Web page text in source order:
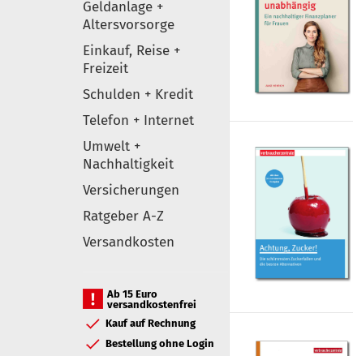
Geldanlage +
Altersvorsorge
Einkauf, Reise +
Freizeit
Schulden + Kredit
Telefon + Internet
Umwelt +
Nachhaltigkeit
Versicherungen
Ratgeber A-Z
Versandkosten
Ab 15 Euro
versandkostenfrei
Kauf auf Rechnung
Bestellung ohne Login